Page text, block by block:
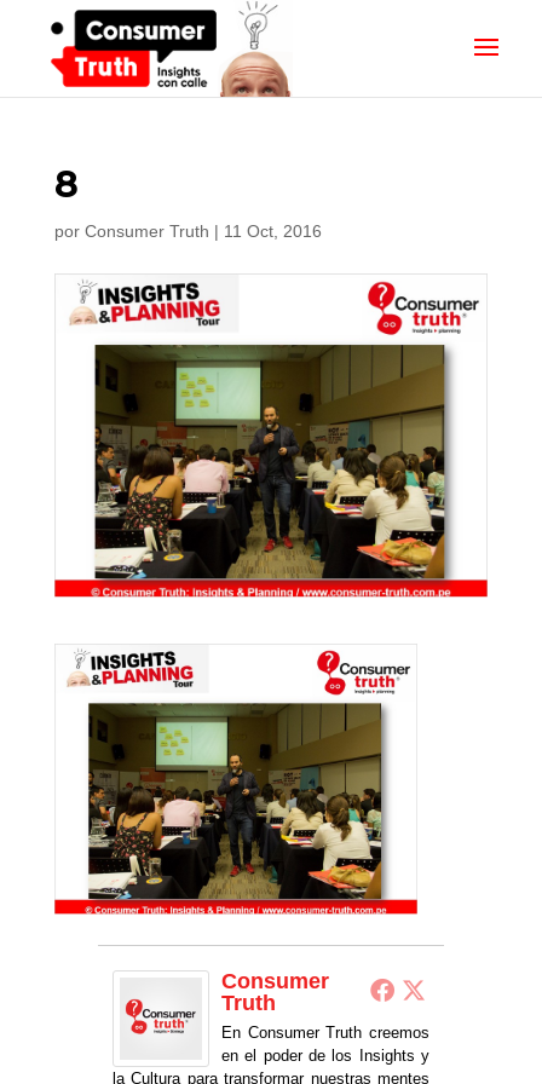
8
por Consumer Truth | 11 Oct, 2016
Consumer
Truth
En Consumer Truth creemos
en el poder de los Insights y
la Cultura para transformar nuestras mentes